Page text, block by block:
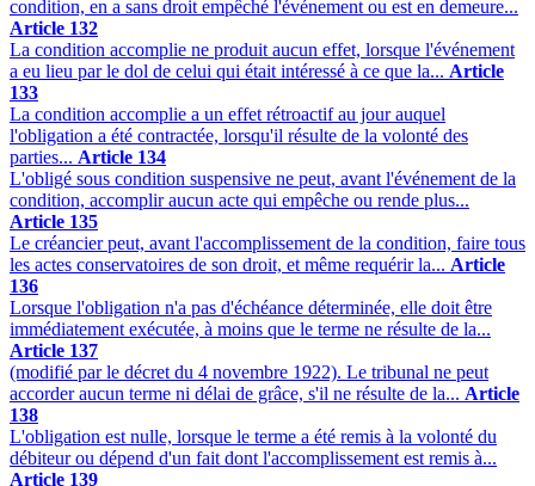
condition, en a sans droit empêché l'événement ou est en demeure...
Article 132
La condition accomplie ne produit aucun effet, lorsque l'événement
a eu lieu par le dol de celui qui était intéressé à ce que la... Article
133
La condition accomplie a un effet rétroactif au jour auquel
l'obligation a été contractée, lorsqu'il résulte de la volonté des
parties... Article 134
L'obligé sous condition suspensive ne peut, avant l'événement de la
condition, accomplir aucun acte qui empêche ou rende plus...
Article 135
Le créancier peut, avant l'accomplissement de la condition, faire tous
les actes conservatoires de son droit, et même requérir la... Article
136
Lorsque l'obligation n'a pas d'échéance déterminée, elle doit être
immédiatement exécutée, à moins que le terme ne résulte de la...
Article 137
(modifié par le décret du 4 novembre 1922). Le tribunal ne peut
accorder aucun terme ni délai de grâce, s'il ne résulte de la... Article
138
L'obligation est nulle, lorsque le terme a été remis à la volonté du
débiteur ou dépend d'un fait dont l'accomplissement est remis à...
Article 139